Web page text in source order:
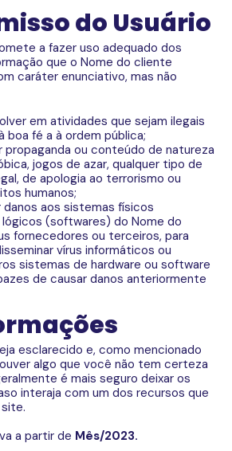
do Usuário
a fazer uso adequado dos
que o Nome do cliente
caráter enunciativo, mas não
em atividades que sejam ilegais
boa fé a à ordem pública;
propaganda ou conteúdo de natureza
jogos de azar, qualquer tipo de
de apologia ao terrorismo ou
humanos;
danos aos sistemas físicos
(softwares) do Nome do
fornecedores ou terceiros, para
vírus informáticos ou
sistemas de hardware ou software
de causar danos anteriormente
esclarecido e, como mencionado
algo que você não tem certeza
é mais seguro deixar os
interaja com um dos recursos que
a partir de Mês/2023.